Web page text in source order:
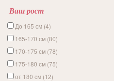
Ваш рост
До 165 см (4)
165-170 см (80)
170-175 см (78)
175-180 см (75)
от 180 см (12)